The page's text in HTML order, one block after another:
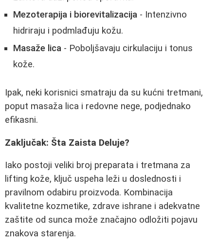
Mezoterapija i biorevitalizacija - Intenzivno
hidriraju i podmlađuju kožu.
Masaže lica - Poboljšavaju cirkulaciju i tonus
kože.
Ipak, neki korisnici smatraju da su kućni tretmani,
poput masaža lica i redovne nege, podjednako
efikasni.
Zaključak: Šta Zaista Deluje?
Iako postoji veliki broj preparata i tretmana za
lifting kože, ključ uspeha leži u doslednosti i
pravilnom odabiru proizvoda. Kombinacija
kvalitetne kozmetike, zdrave ishrane i adekvatne
zaštite od sunca može značajno odložiti pojavu
znakova starenja.